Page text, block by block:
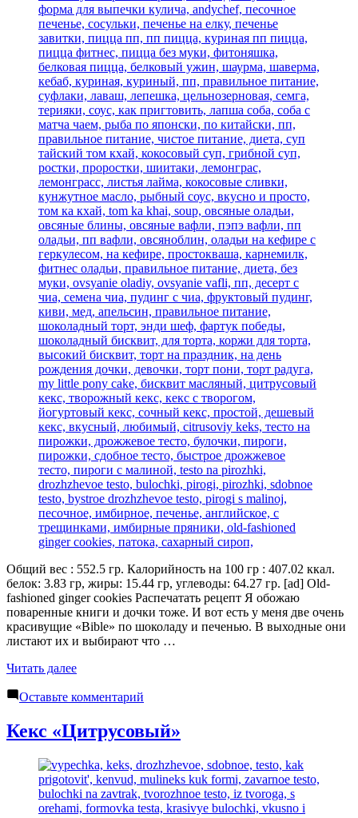
Общий вес : 552.5 гр. Калорийность на 100 гр : 407.02 ккал.
белок: 3.83 гр, жиры: 15.44 гр, углеводы: 64.27 гр. [ad] Old-
fashioned ginger cookies Распечатать рецепт Я обожаю
поваренные книги и дочки тоже. И вот есть у меня две очень
красивущие «Bible» по шоколаду и печенью. В выходные они
листают их и выбирают что …
Читать далее«Имбирное
Оставьте комментарий
печенье
Кекс «Цитрусовый»